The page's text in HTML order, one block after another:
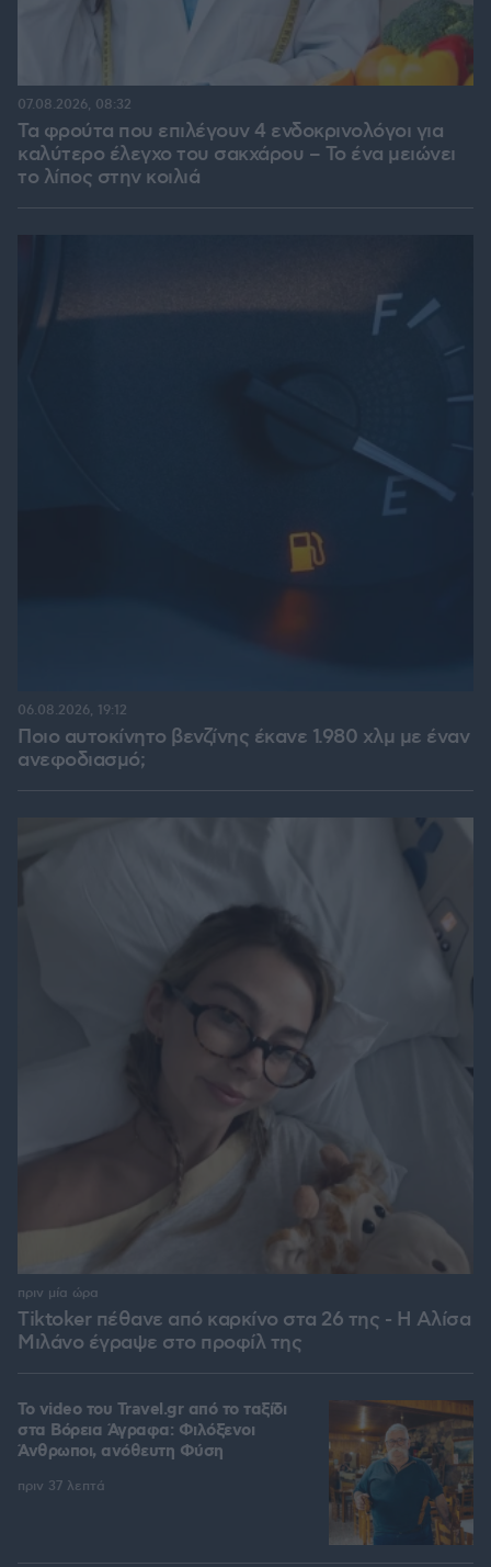
Τα φρούτα που επιλέγουν 4 ενδοκρινολόγοι για
καλύτερο έλεγχο του σακχάρου – Το ένα μειώνει
το λίπος στην κοιλιά
07.08.2026, 08:32
Ποιο αυτοκίνητο βενζίνης έκανε 1.980 χλμ με έναν
ανεφοδιασμό;
06.08.2026, 19:12
Tiktoker πέθανε από καρκίνο στα 26 της - Η Αλίσα
Μιλάνο έγραψε στο προφίλ της
πριν μία ώρα
To video του Travel.gr από το ταξίδι
στα Βόρεια Άγραφα: Φιλόξενοι
Άνθρωποι, ανόθευτη Φύση
πριν 37 λεπτά